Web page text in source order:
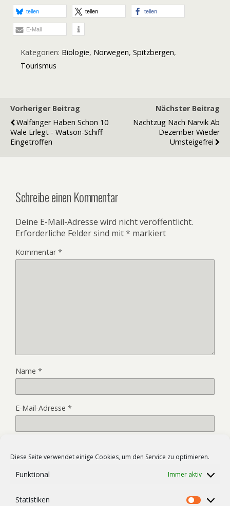
Diese Seite verwendet einige Cookies, um den Service zu optimieren.
Funktional Immer aktiv
Statistiken
teilen teilen teilen
E-Mail
Kategorien: Biologie, Norwegen, Spitzbergen,
Tourismus
Vorheriger Beitrag
Walfänger Haben Schon 10
Wale Erlegt - Watson-Schiff
Eingetroffen
Nächster Beitrag
Nachtzug Nach Narvik Ab
Dezember Wieder
Umsteigefrei
Schreibe einen Kommentar
Deine E-Mail-Adresse wird nicht veröffentlicht.
Erforderliche Felder sind mit* markiert
Kommentar*
Name *
E-Mail-Adresse *
meinen nächsten Kommentar speichern.